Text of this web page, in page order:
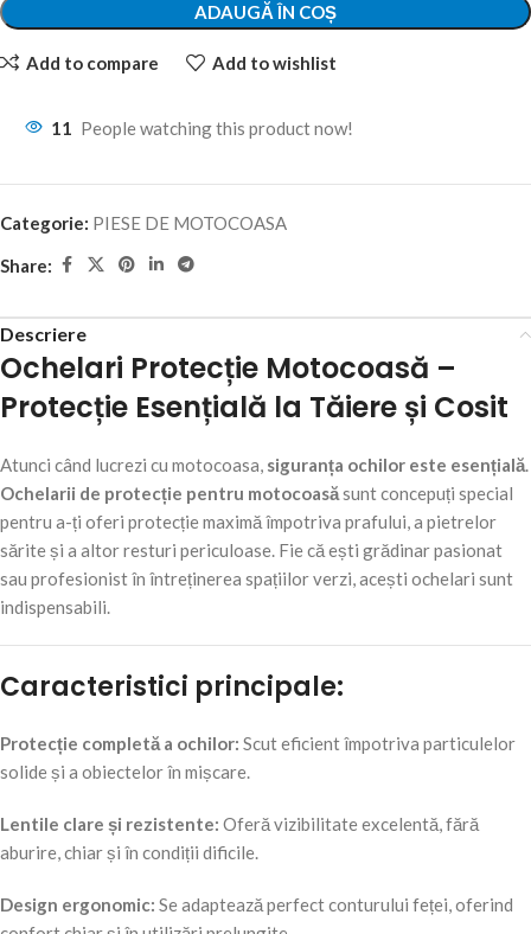
ADAUGĂ ÎN COȘ
Add to compare Add to wishlist
11 People watching this product now!
Categorie: PIESE DE MOTOCOASA
Share:
Descriere
Ochelari Protecție Motocoasă –
Protecție Esențială la Tăiere și Cosit
Atunci când lucrezi cu motocoasa, siguranța ochilor este esențială.
Ochelarii de protecție pentru motocoasăsunt concepuți special
pentru a-ți oferi protecție maximă împotriva prafului, a pietrelor
sărite și a altor resturi periculoase. Fie că ești grădinar pasionat
sau profesionist în întreținerea spațiilor verzi, acești ochelari sunt
indispensabili.
Caracteristici principale:
Protecție completă a ochilor: Scut eficient împotriva particulelor
solide și a obiectelor în mișcare.
Lentile clare și rezistente: Oferă vizibilitate excelentă, fără
aburire, chiar și în condiții dificile.
Design ergonomic: Se adaptează perfect conturului feței, oferind